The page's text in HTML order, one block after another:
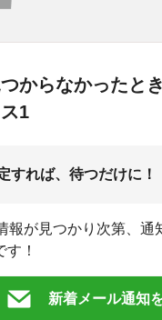
からなかったと
1
すれば、待つだけに！
報が見つかり次第、
！
新着メール通知